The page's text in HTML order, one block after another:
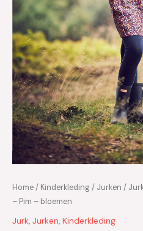
Home/ Kinderkleding/ Jurken /
– Pim – bloemen
Jurk Jurken Kinderkleding